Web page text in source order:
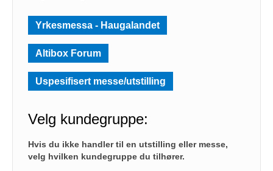
Yrkesmessa - Haugalandet
Altibox Forum
Uspesifisert messe/utstilling
Velg kundegruppe:
Hvis du ikke handler til en utstilling eller messe,
velg hvilken kundegruppe du tilhører.